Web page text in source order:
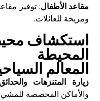
مقاعد الأطفال: توفير
ومريحة للعائلات.
استكشاف
المحيطة
المعالم
زيارة المتنزهات
والأماكن المخصصة للمشي